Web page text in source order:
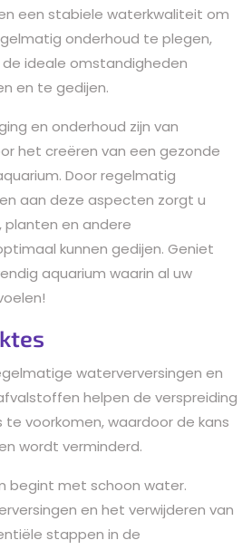
een stabiele waterkwaliteit om
onderhoud te plegen,
ideale omstandigheden
en te gedijen.
en onderhoud zijn van
het creëren van een gezonde
Door regelmatig
aan deze aspecten zorgt u
planten en andere
kunnen gedijen. Geniet
aquarium waarin al uw
waterverversingen en
helpen de verspreiding
te voorkomen, waardoor de kans
wordt verminderd.
begint met schoon water.
en het verwijderen van
stappen in de